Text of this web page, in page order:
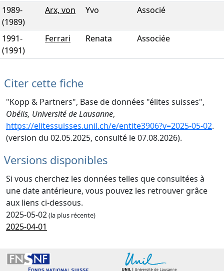
1989-
(1989)
Arx, von Yvo Associé
1991-
(1991)
Ferrari Renata Associée
Citer cette fiche
"Kopp & Partners", Base de données "élites suisses",
Obélis, Université de Lausanne,
https://elitessuisses.unil.ch/e/entite3906?v=2025-05-02.
(version du 02.05.2025, consulté le 07.08.2026).
Versions disponibles
Si vous cherchez les données telles que consultées à
une date antérieure, vous pouvez les retrouver grâce
aux liens ci-dessous.
2025-05-02(la plus récente)
2025-04-01